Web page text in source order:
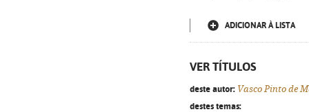
ADICIONAR À LISTA
VER TÍTULOS
deste autor: Vasco Pinto de
destes temas: